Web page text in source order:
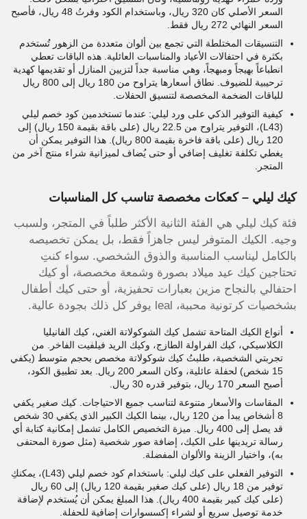
السعر الأصلي كان 320 ريال، وباستخدام الكود وفرتُ 48 ريال، فأصبح
السعر النهائي 272 ريال فقط.
التنسيقات المختلطة التي تجمع بين ألوان متعددة من الزهور تُستخدم
بكثرة في احتفالات الأعياد والمناسبات العائلية. هذه الباقات تعطي
انطباعاً بهيجاً ومبهجاً، وهي مناسبة جداً لتزيين المنازل أو تقديمها كهدية
ترحيبية للضيوف. نطاق أسعارها يتراوح من 180 ريال إلى 800 ريال
للباقات الضخمة المخصصة لتنسيق الحفلات.
كيفية التوفير الذكي على ورد ليلي: عندما تستخدمين كود خصم ليلي
(L43)، التوفير يتراوح من 22.5 ريال (على باقة بقيمة 150 ريال) إلى
120 ريال (على باقة فاخرة بقيمة 800 ريال). هذا التوفير يمكن أن
يغطي تكلفة تغليف إضافي أو حتى يُضاف لميزانية شراء منتج آخر من
المتجر.
كيك ليلي – كعكات مخصصة تناسب كل المناسبات
فئة كيك ليلي هي الفئة الثانية الأكثر طلباً في المتجر، ولسبب
وجيه. الكيك المتوفر ليس جاهزاً فقط، بل يمكن تخصيصه
بالكامل ليناسب المناسبة والذوق الشخصي. سواء كنتِ
تحتاجين كيك عيد ميلاد بصورة وشمعة مخصصة، أو كيك
احتفالي بالنجاح مزين بعبارات تحفيزية، أو حتى كيك أطفال
بشخصيات كرتونية محببة، leal يوفر كل ذلك بجودة عالية.
أنواع الكيك المتاحة تشمل كيك الشوكولاتة الغني، كيك الفانيليا
الكلاسيكي، كيك الفراولة الطازج، وكيك الريد فيلفيت الفاخر. من
تجربتي الشخصية، طلبتُ كيك شوكولاتة مخصص بحجم متوسط (يكفي
15 شخص) لحفلة عائلية، وكان السعر 200 ريال. بعد تطبيق الكود،
أصبح السعر 170 ريال، بتوفير قدره 30 ريال.
المقاسات والأسعار متنوعة لتناسب جميع الاحتياجات. كيك صغير يكفي
8 أشخاص يبدأ من 120 ريال، بينما الكيك الكبير الذي يكفي 30 شخص
قد يصل إلى 400 ريال. ميزة التخصيص الكامل تشمل إمكانية كتابة أي
رسالة تريدينها على الكيك، إضافة صور شخصية (مثل صورة المحتفى
به)، واختيار الزينة والألوان المفضلة.
التوفير الفعلي على كيك ليلي: باستخدام كود خصم ليلي (L43)، يمكنكِ
توفير من 18 ريال (على كيك صغير بقيمة 120 ريال) إلى 60 ريال
(على كيك كبير بقيمة 400 ريال). هذا المبلغ يمكن أن يُستخدم لإضافة
خدمة توصيل سريع أو لشراء إكسسوارات إضافية للحفلة.